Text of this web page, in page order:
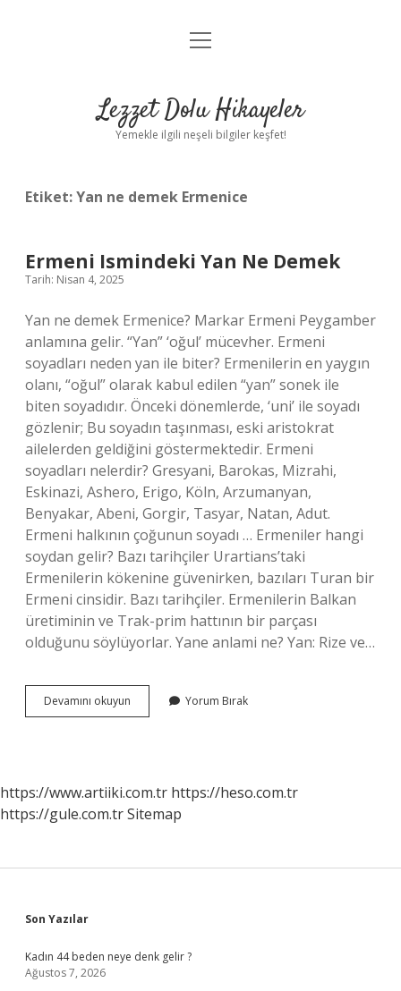
Anasayfa
Yasal Uyarı
menüyü
Lezzet Dolu Hikayeler
Yemekle ilgili neşeli bilgiler keşfet!
Etiket:Yan ne demek Ermenice
Ermeni Ismindeki Yan Ne Demek
Tarih: Nisan 4, 2025
Yan ne demek Ermenice? Markar Ermeni Peygamber
anlamına gelir. “Yan” ‘oğul’ mücevher. Ermeni
soyadları neden yan ile biter? Ermenilerin en yaygın
olanı, “oğul” olarak kabul edilen “yan” sonek ile
biten soyadıdır. Önceki dönemlerde, ‘uni’ ile soyadı
gözlenir; Bu soyadın taşınması, eski aristokrat
ailelerden geldiğini göstermektedir. Ermeni
soyadları nelerdir? Gresyani, Barokas, Mizrahi,
Eskinazi, Ashero, Erigo, Köln, Arzumanyan,
Benyakar, Abeni, Gorgir, Tasyar, Natan, Adut.
Ermeni halkının çoğunun soyadı … Ermeniler hangi
soydan gelir? Bazı tarihçiler Urartians’taki
Ermenilerin kökenine güvenirken, bazıları Turan bir
Ermeni cinsidir. Bazı tarihçiler. Ermenilerin Balkan
üretiminin ve Trak-prim hattının bir parçası
olduğunu söylüyorlar. Yane anlami ne? Yan: Rize ve…
Devamını okuyun
Ismindeki
Yorum Bırak
https://www.artiiki.com.tr https://heso.com.tr
https://gule.com.trSitemap
Sidebar
Son Yazılar
Kadın 44 beden neye denk gelir ?
Ağustos 7, 2026